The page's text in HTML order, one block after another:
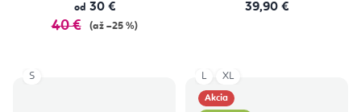
od 30 €
40 € (až –25 %)
39,90 €
S
Akcia
L XL